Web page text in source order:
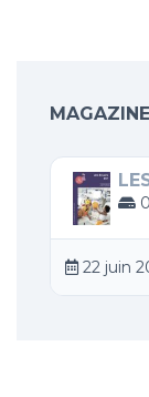
22 juin